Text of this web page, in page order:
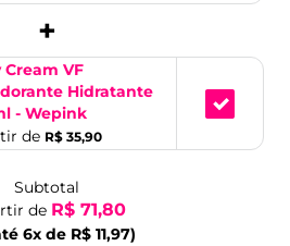
+
Cream VF
Hidratante
- Wepink
de R$ 35,90
Subtotal
de R$ 71,80
6x de R$ 11,97)